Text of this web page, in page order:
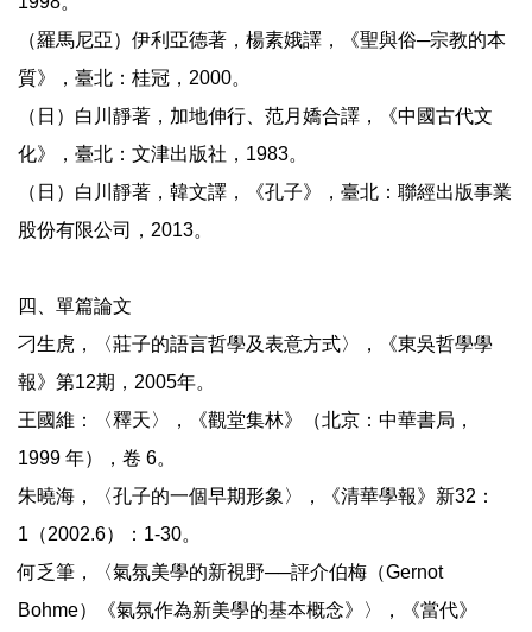
（羅馬尼亞）伊利亞德著，楊素娥譯，《聖與俗─宗教的本
質》，臺北：桂冠，2000。
（日）白川靜著，加地伸行、范月嬌合譯，《中國古代文
化》，臺北：文津出版社，1983。
（日）白川靜著，韓文譯，《孔子》，臺北：聯經出版事業
股份有限公司，2013。
四、單篇論文
刁生虎，〈莊子的語言哲學及表意方式〉，《東吳哲學學
報》第12期，2005年。
王國維：〈釋天〉，《觀堂集林》（北京：中華書局，
1999 年），卷 6。
朱曉海，〈孔子的一個早期形象〉，《清華學報》新32：
1（2002.6）：1-30。
何乏筆，〈氣氛美學的新視野──評介伯梅（Gernot
Bohme）《氣氛作為新美學的基本概念》〉，《當代》